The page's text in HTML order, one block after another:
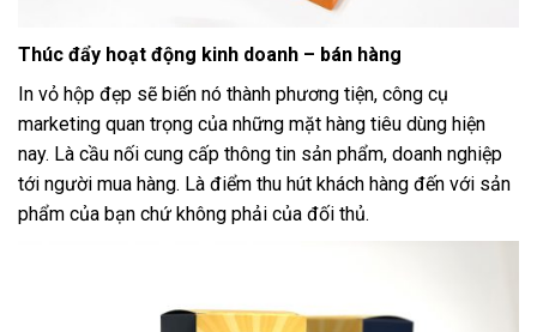
Thúc đẩy hoạt động kinh doanh – bán hàng
In vỏ hộp đẹp sẽ biến nó thành phương tiện, công cụ
marketing quan trọng của những mặt hàng tiêu dùng hiện
nay. Là cầu nối cung cấp thông tin sản phẩm, doanh nghiệp
tới người mua hàng. Là điểm thu hút khách hàng đến với sản
phẩm của bạn chứ không phải của đối thủ.